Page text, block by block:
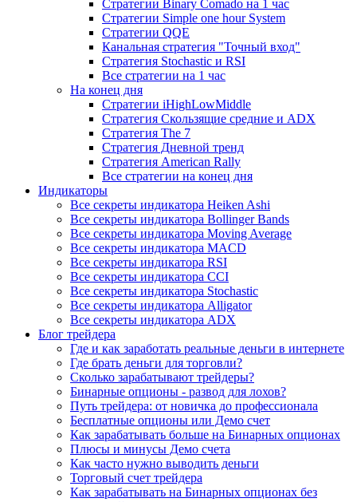
Стратегии Binary Comado на 1 час
Стратегии Simple one hour System
Стратегии QQE
Канальная стратегия "Точный вход"
Стратегия Stochastic и RSI
Все стратегии на 1 час
На конец дня
Стратегии iHighLowMiddle
Стратегия Скользящие средние и ADX
Стратегия The 7
Стратегия Дневной тренд
Стратегия American Rally
Все стратегии на конец дня
Индикаторы
Все секреты индикатора Heiken Ashi
Все секреты индикатора Bollinger Bands
Все секреты индикатора Moving Average
Все секреты индикатора MACD
Все секреты индикатора RSI
Все секреты индикатора CCI
Все секреты индикатора Stochastic
Все секреты индикатора Alligator
Все секреты индикатора ADX
Блог трейдера
Где и как заработать реальные деньги в интернете
Где брать деньги для торговли?
Сколько зарабатывают трейдеры?
Бинарные опционы - развод для лохов?
Путь трейдера: от новичка до профессионала
Бесплатные опционы или Демо счет
Как зарабатывать больше на Бинарных опционах
Плюсы и минусы Демо счета
Как часто нужно выводить деньги
Торговый счет трейдера
Как зарабатывать на Бинарных опционах без